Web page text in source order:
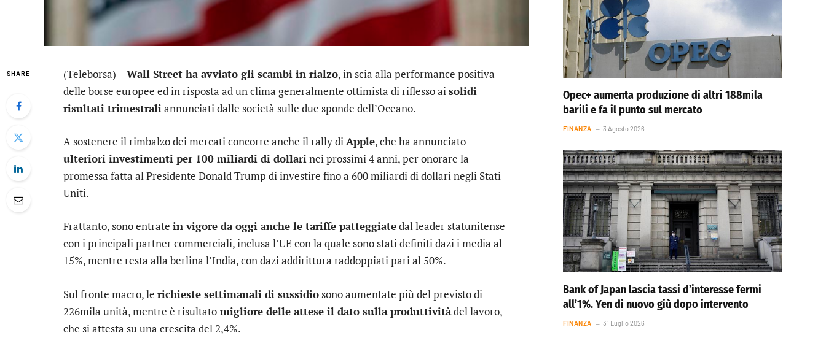
SHARE (Teleborsa) –Wall Street ha avviato gli scambi in rialzo, in scia alla performance positiva
delle borse europee ed in risposta ad un clima generalmente ottimista di riflesso aisolidi
risultati trimestraliannunciati dalle società sulle due sponde dell’Oceano.
A sostenere il rimbalzo dei mercati concorre anche il rally diApple, che ha annunciato
ulteriori investimenti per 100 miliardi di dollarinei prossimi 4 anni, per onorare la
promessa fatta al Presidente Donald Trump di investire fino a 600 miliardi di dollari negli Stati
Uniti.
Frattanto, sono entrate in vigore da oggi anche le tariffe patteggiatedal leader statunitense
con i principali partner commerciali, inclusa l’UE con la quale sono stati definiti dazi i media al
15%, mentre resta alla berlina l’India, con dazi addirittura raddoppiati pari al 50%.
Sul fronte macro, le richieste settimanali di sussidiosono aumentate più del previsto di
226mila unità, mentre è risultato migliore delle attese il dato sulla produttivitàdel lavoro,
che si attesta su una crescita del 2,4%.
Opec+ aumenta produzione di altri 188mila
barili e fa il punto sul mercato
FINANZA 3 Agosto 2026
Bank of Japan lascia tassi d’interesse fermi
all’1%. Yen di nuovo giù dopo intervento
FINANZA 31 Luglio 2026